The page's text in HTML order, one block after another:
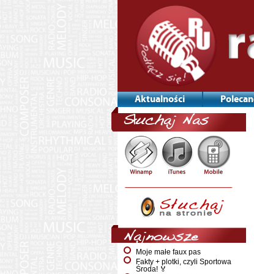
Aktualności
Słuchaj Nas
Najnowsze
Moje małe faux pas
Fakty + plotki, czyli Sportowa
Środa! 🏅